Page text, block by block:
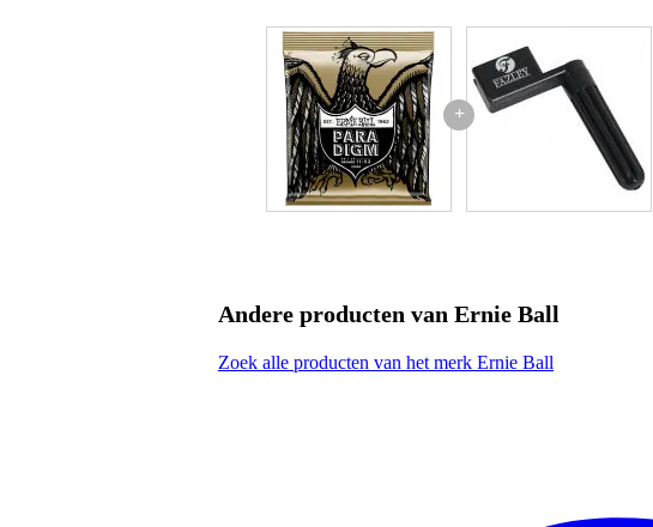
Ernie Ball snarenset
P02088
snarenset voor westerngitaar
gemaakt om niet te breken en lang mee te gaan
everlast nanobehandeling met plasma-proces
variant: light
dikte: .011 - .052 inch
+
Andere producten van Ernie Ball
Zoek alle producten van het merk Ernie Ball